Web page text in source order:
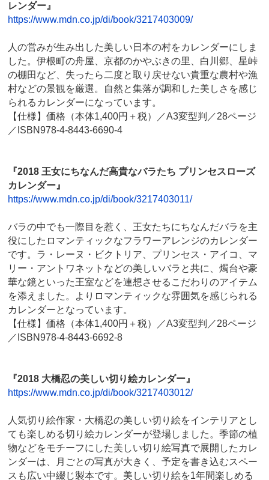
レンダー』
https://www.mdn.co.jp/di/book/3217403009/
人の営みが生み出した美しい日本の村をカレンダーにしま
した。伊根町の舟屋、京都のかやぶきの里、白川郷、星峠
の棚田など、失ったら二度と取り戻せない貴重な農村や漁
村などの景観を厳選。自然と集落が調和した美しさを感じ
られるカレンダーになっています。
【仕様】価格（本体1,400円＋税）／A3変型判／28ページ
／ISBN978-4-8443-6690-4
『2018 王女にちなんだ高貴なバラたち プリンセスローズ
カレンダー』
https://www.mdn.co.jp/di/book/3217403011/
バラの中でも一際目を惹く、王女たちにちなんだバラを主
役にしたロマンティックなフラワーアレンジのカレンダー
です。ラ・レーヌ・ビクトリア、プリンセス・アイコ、マ
リー・アントワネットなどの美しいバラと共に、燭台や豪
華な鏡といった王室などを連想させるこだわりのアイテム
を添えました。よりロマンティックな雰囲気を感じられる
カレンダーとなっています。
【仕様】価格（本体1,400円＋税）／A3変型判／28ページ
／ISBN978-4-8443-6692-8
『2018 大橋忍の美しい切り絵カレンダー』
https://www.mdn.co.jp/di/book/3217403012/
人気切り絵作家・大橋忍の美しい切り絵をインテリアとし
ても楽しめる切り絵カレンダーが登場しました。季節の植
物などをモチーフにした美しい切り絵写真で展開したカレ
ンダーは、月ごとの写真が大きく、予定を書き込むスペー
スも広い中綴じ製本です。美しい切り絵を1年間楽しめる